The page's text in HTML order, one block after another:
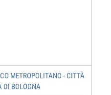
METROPOLITANO - CITTÀ
DI BOLOGNA